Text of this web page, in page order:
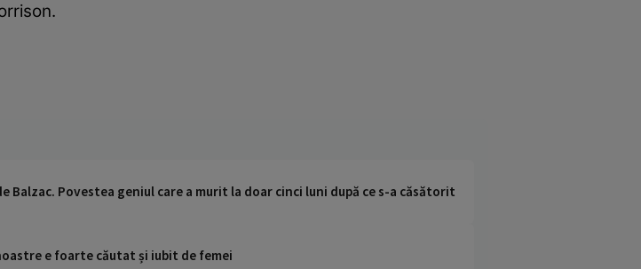
Balzac. Povestea geniul care a murit la doar cinci luni după ce s-a căsătorit
e foarte căutat și iubit de femei